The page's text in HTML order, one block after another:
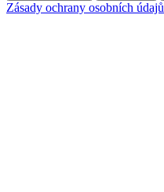
Zásady ochrany osobních údajů